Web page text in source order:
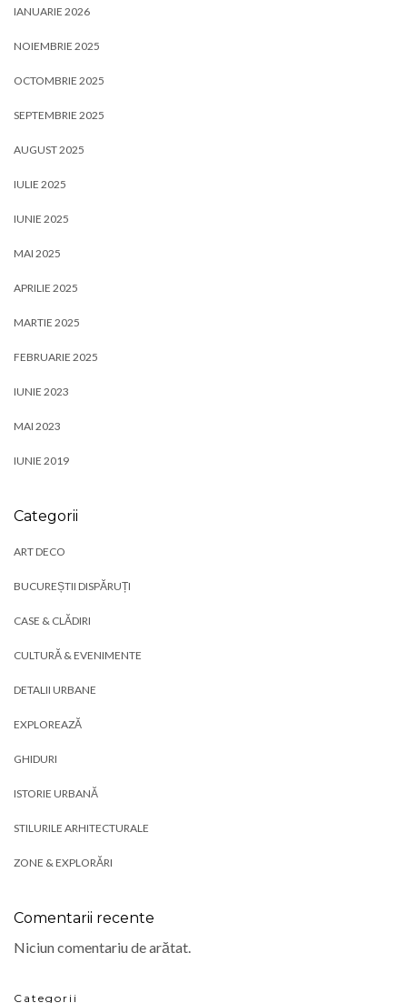
IANUARIE 2026
NOIEMBRIE 2025
OCTOMBRIE 2025
SEPTEMBRIE 2025
AUGUST 2025
IULIE 2025
IUNIE 2025
MAI 2025
APRILIE 2025
MARTIE 2025
FEBRUARIE 2025
IUNIE 2023
MAI 2023
IUNIE 2019
Categorii
ART DECO
BUCUREȘTII DISPĂRUȚI
CASE & CLĂDIRI
CULTURĂ & EVENIMENTE
DETALII URBANE
EXPLOREAZĂ
GHIDURI
ISTORIE URBANĂ
STILURILE ARHITECTURALE
ZONE & EXPLORĂRI
Comentarii recente
Niciun comentariu de arătat.
Categorii